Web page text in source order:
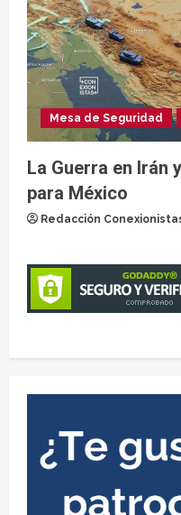
Mesa de Seguridad
La Guerra en Irán
para México
Redacción